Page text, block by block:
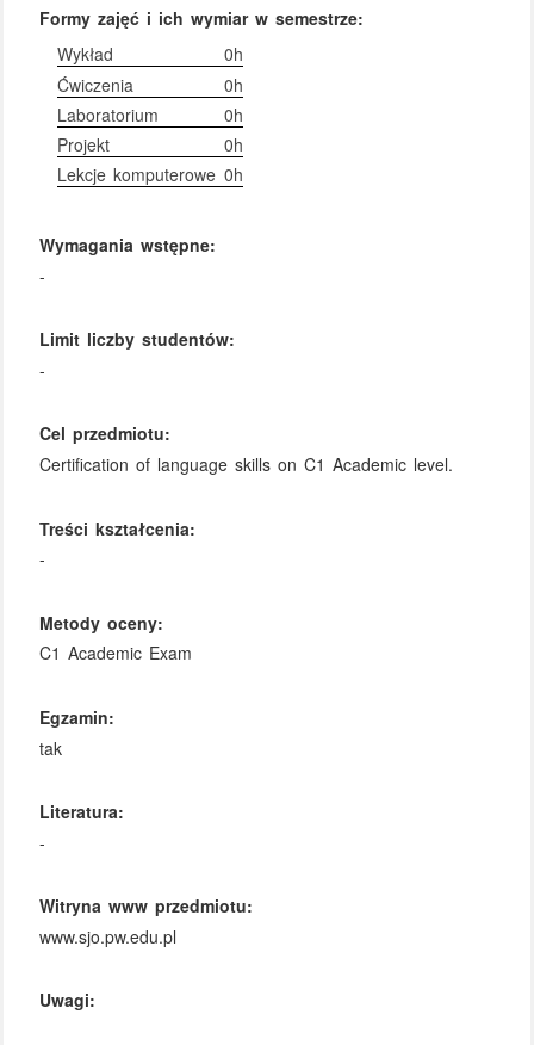
Formy zajęć i ich wymiar w semestrze:
Wykład
0h
Ćwiczenia
0h
Laboratorium
0h
Projekt
0h
Lekcje komputerowe 0h
Wymagania wstępne:
-
Limit liczby studentów:
-
Cel przedmiotu:
Certification of language skills on C1 Academic level.
Treści kształcenia:
-
Metody oceny:
C1 Academic Exam
Egzamin:
tak
Literatura:
-
Witryna www przedmiotu:
www.sjo.pw.edu.pl
Uwagi: